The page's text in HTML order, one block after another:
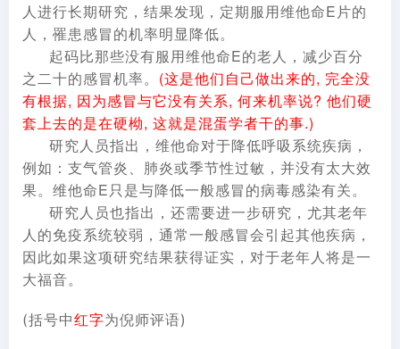
人进行长期研究，结果发现，定期服用维他命E片的
人，罹患感冒的机率明显降低。
起码比那些没有服用维他命E的老人，减少百分
之二十的感冒机率。 (这是他们自己做出来的, 完全没
有根据, 因为感冒与它没有关系, 何来机率说? 他们硬
套上去的是在硬柪, 这就是混蛋学者干的事.)
研究人员指出，维他命对于降低呼吸系统疾病，
例如：支气管炎、肺炎或季节性过敏，并没有太大效
果。维他命E只是与降低一般感冒的病毒感染有关。
研究人员也指出，还需要进一步研究，尤其老年
人的免疫系统较弱，通常一般感冒会引起其他疾病，
因此如果这项研究结果获得证实，对于老年人将是一
大福音。
(括号中红字为倪师评语)